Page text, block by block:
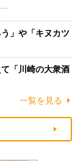
」や「キヌカツ
「川崎の大衆酒
一覧を見る